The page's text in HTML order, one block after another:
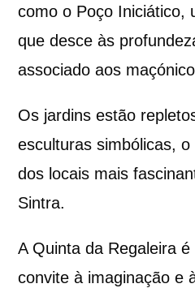
como o Poço Iniciático,
que desce às
associado aos
Os jardins estão
esculturas simbólicas,
dos locais mais
Sintra.
A Quinta da Regaleira
convite à imaginação e